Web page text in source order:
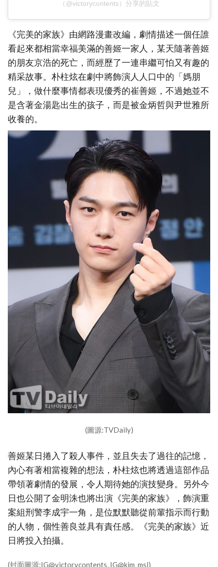
（@victorycontents）分享的貼文
《完美的家族》由網路漫畫改編，劇情描述一個任誰
看起來都相當幸福美滿的善姬一家人，某天隨著善姬
的朋友京浩的死亡，而經歷了一連串繼可怕又有趣的
精采故事。朴柱炫在劇中將飾演人人口中的「媽朋
兒」，做什麼事情都表現優秀的崔善姬，不過她並不
是含著金湯匙出生的孩子，而是被金炳哲與尹世雅所
收養的。
(圖源:TVDaily)
善姬某日捲入了殺人事件，並且失去了過往的記憶，
內心有著相當複雜的想法，朴柱炫也將透過這部作品
帶領著劇情的發展，令人期待她的演技變身。另外今
日也公開了金明洙也將出演《完美的家族》，飾演重
案組刑警李成宇一角，是位默默聽從前輩指示而行動
的人物，個性善良並具有責任感。《完美的家族》近
日將投入拍攝。
(封面圖源:IG@victorycontents, IG@kim_msl)